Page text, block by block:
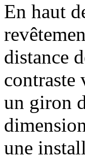
En haut
distance
contraste
un giron
une